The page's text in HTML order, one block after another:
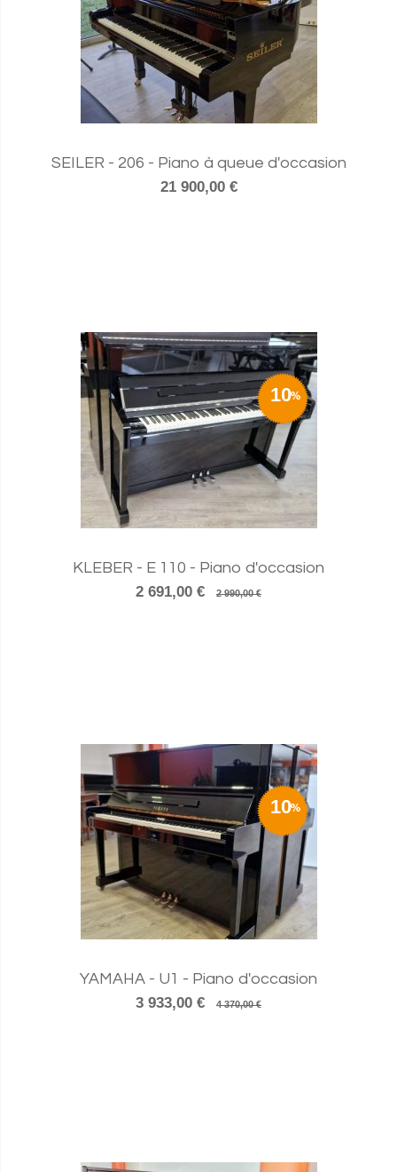
SEILER - 206 - Piano à queue d'occasion
21 900,00 €
10
KLEBER - E 110 - Piano d'occasion
2 691,00 €
2 990,00 €
10
YAMAHA - U1 - Piano d'occasion
3 933,00 €
4 370,00 €